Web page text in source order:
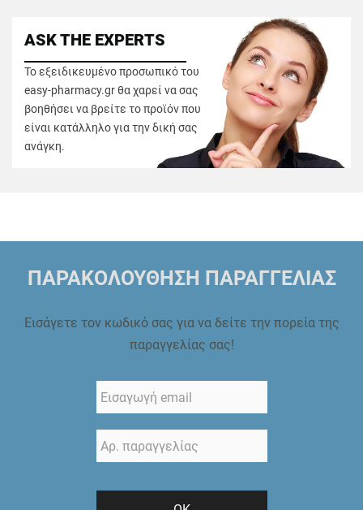
ASK THE EXPERTS
Το εξειδικευμένο προσωπικό του
easy-pharmacy.gr θα χαρεί να σας
βοηθήσει να βρείτε το προϊόν που
είναι κατάλληλο για την δική σας
ανάγκη.
ΠΑΡΑΚΟΛΟΥΘΗΣΗ ΠΑΡΑΓΓΕΛΙΑΣ
Εισάγετε τον κωδικό σας για να δείτε την πορεία της
παραγγελίας σας!